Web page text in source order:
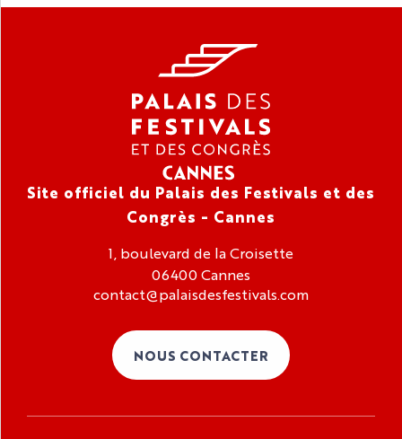
Site officiel du Palais des Festivals et des
Congrès - Cannes
1, boulevard de la Croisette
06400 Cannes
contact@palaisdesfestivals.com
NOUS CONTACTER